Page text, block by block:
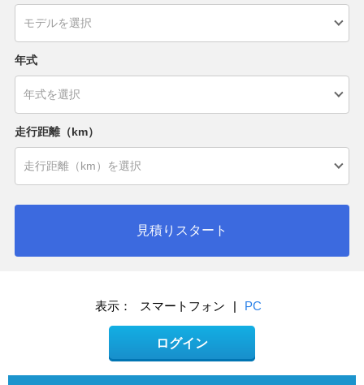
年式
走行距離（km）
見積りスタート
表示： スマートフォン | PC
ログイン